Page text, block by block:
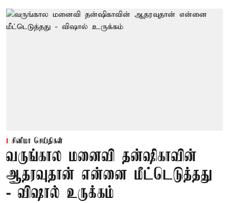
சினிமா செய்திகள்
வருங்கால மனைவி தன்ஷிகாவின்
ஆதரவுதான் என்னை மீட்டெடுத்தது
- விஷால் உருக்கம்